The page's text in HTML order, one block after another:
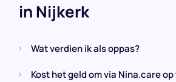
in Nijkerk
Wat verdien ik als oppas?
Kost het geld om via Nina.care